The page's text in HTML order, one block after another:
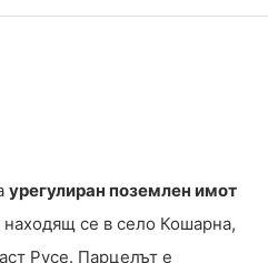
урегулиран поземлен имот
находящ се в село Кошарна,
Русе. Парцелът е